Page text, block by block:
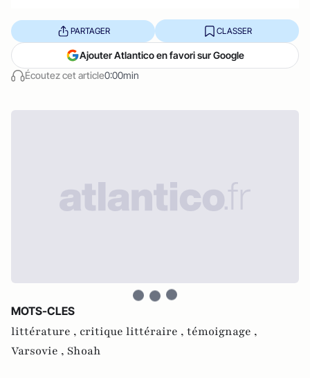
Écoutez cet article0:00min
PARTAGER CLASSER
Ajouter Atlantico en favori sur Google
MOTS-CLES
littérature , critique littéraire , témoignage ,
Varsovie , Shoah